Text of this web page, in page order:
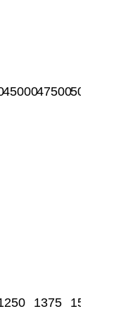
450004750050000
1375 1500